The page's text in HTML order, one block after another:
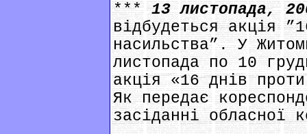
***13 листопада,
відбудеться акція
насильства”. У
листопада по 10
акція «16 днів
Як передає
засіданні